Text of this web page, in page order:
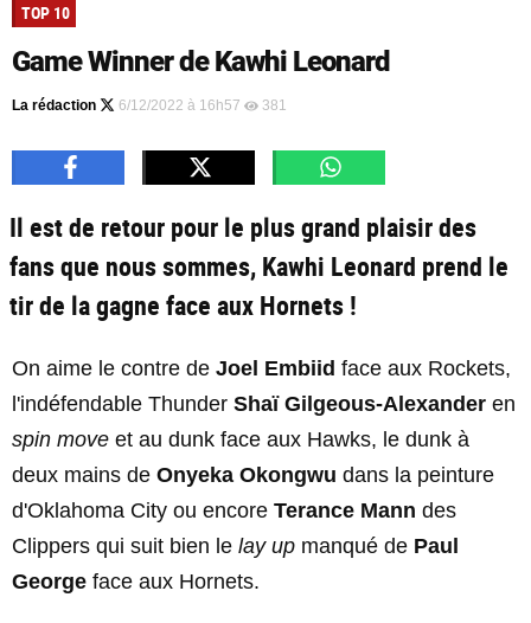
TOP 10
Game Winner de Kawhi Leonard
La rédaction 6/12/2022 à 16h57 381
Il est de retour pour le plus grand plaisir des
fans que nous sommes, Kawhi Leonard prend le
tir de la gagne face aux Hornets !
On aime le contre de Joel Embiid face aux Rockets,
l'indéfendable Thunder Shaï Gilgeous-Alexander en
spin move et au dunk face aux Hawks, le dunk à
deux mains de Onyeka Okongwu dans la peinture
d'Oklahoma City ou encore Terance Mann des
Clippers qui suit bien le lay up manqué de Paul
George face aux Hornets.